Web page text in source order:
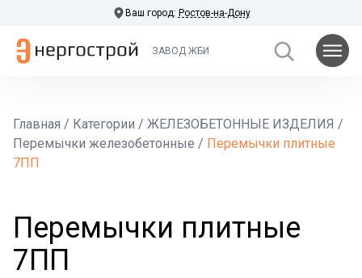
Ваш город: Ростов-на-Дону
ЗАВОД ЖБИ
Главная / Категории / ЖЕЛЕЗОБЕТОННЫЕ ИЗДЕЛИЯ /
Перемычки железобетонные / Перемычки плитные
7ПП
Перемычки плитные
7ПП